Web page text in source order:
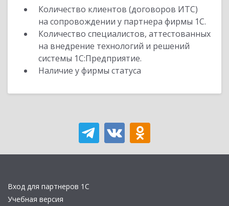
Количество клиентов (договоров ИТС)
на сопровождении у партнера фирмы 1С.
Количество специалистов, аттестованных
на внедрение технологий и решений
системы 1С:Предприятие.
Наличие у фирмы статуса
Вход для партнеров 1С
Учебная версия